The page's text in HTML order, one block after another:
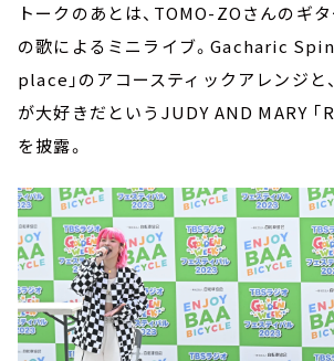
トークのあとは、TOMO-ZOさんのギ
の歌によるミニライブ。Gacharic
place」のアコースティックアレンジと
が大好きだというJUDY AND MARY 「
を披露。